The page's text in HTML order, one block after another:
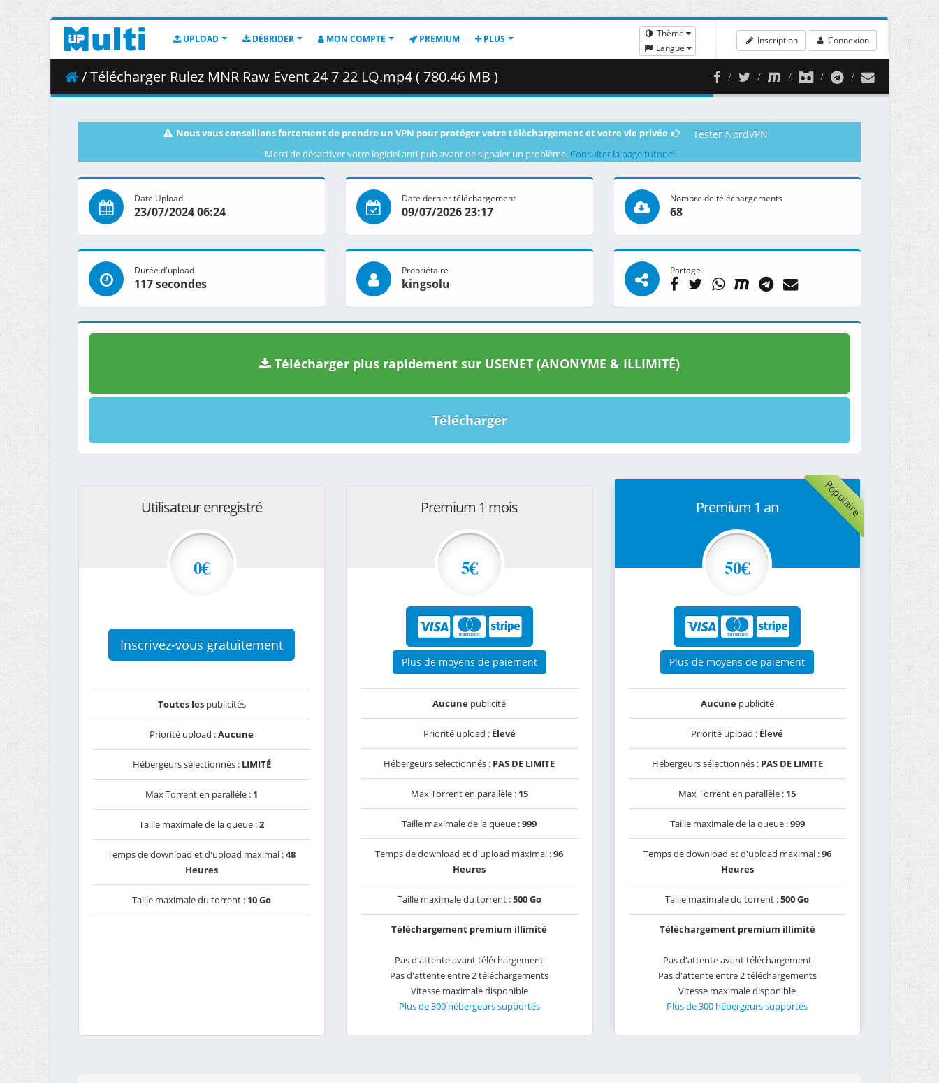
UPLOAD DÉBRIDER MON COMPTE PREMIUM PLUS
Thème
Langue
Inscription Connexion
/ Télécharger Rulez MNR Raw Event 24 7 22 LQ.mp4 ( 780.46 MB )
Nous vous conseillons fortement de prendre un VPN pour protéger votre téléchargement et votre vie privée Tester NordVPN
Merci de désactiver votre logiciel anti-pub avant de signaler un problème. Consulter la page tutoriel
Date Upload
23/07/2024 06:24
Date dernier téléchargement
09/07/2026 23:17
Nombre de téléchargements
68
Durée d'upload
117 secondes
Propriétaire
kingsolu
Partage
Télécharger plus rapidement sur USENET (ANONYME & ILLIMITÉ)
Télécharger
Utilisateur enregistré
0€
Inscrivez-vous gratuitement
Toutes lespublicités
Priorité upload :Aucune
Hébergeurs sélectionnés : LIMITÉ
Max Torrent en parallèle : 1
Taille maximale de la queue :2
Temps de download et d'upload maximal :48
Heures
Taille maximale du torrent : 10 Go
Premium 1 mois
5€
Plus de moyens de paiement
Aucune publicité
Priorité upload : Élevé
Hébergeurs sélectionnés : PAS DE LIMITE
Max Torrent en parallèle : 15
Taille maximale de la queue :999
Temps de download et d'upload maximal :96
Heures
Taille maximale du torrent :500 Go
Téléchargement premium illimité
Pas d'attente avant téléchargement
Pas d'attente entre 2 téléchargements
Vitesse maximale disponible
Plus de 300 hébergeurs supportés
Populaire
Premium 1 an
50€
Plus de moyens de paiement
Aucunepublicité
Priorité upload : Élevé
Hébergeurs sélectionnés : PAS DE LIMITE
Max Torrent en parallèle : 15
Taille maximale de la queue :999
Temps de download et d'upload maximal :96
Heures
Taille maximale du torrent :500 Go
Téléchargement premium illimité
Pas d'attente avant téléchargement
Pas d'attente entre 2 téléchargements
Vitesse maximale disponible
Plus de 300 hébergeurs supportés